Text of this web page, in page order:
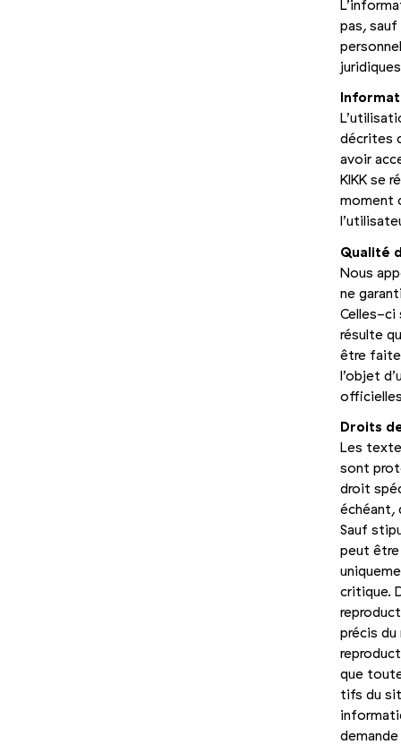
pas,
décrites
avoir
KIKK se
moment
Qualité
Nous
ne
Celles-ci
résulte
être faite
l’objet
Droits
Les
sont
droit
échéant,
Sauf
peut être
critique.
précis
que
tifs du